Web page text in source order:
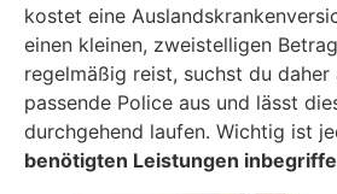
kostet eine
einen kleinen, zweistelligen
regelmäßig reist, suchst du daher
passende Police aus und lässt
durchgehend laufen. Wichtig ist
benötigten Leistungen